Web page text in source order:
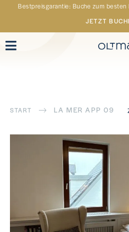
Bestpreisgarantie: Buche zum
JETZT
START LA MER APP 09